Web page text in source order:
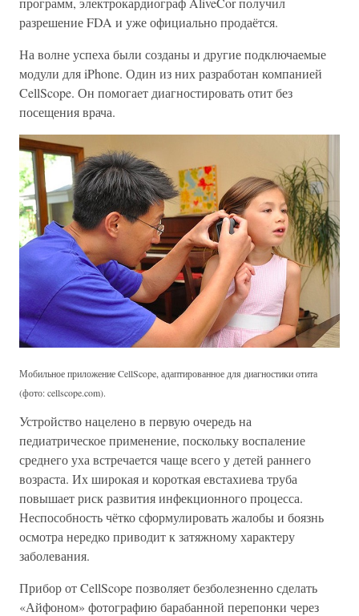
разрешение FDA и уже официально продаётся.
На волне успеха были созданы и другие подключаемые
модули для iPhone. Один из них разработан компанией
CellScope. Он помогает диагностировать отит без
посещения врача.
Мобильное приложение CellScope, адаптированное для диагностики отита
(фото: cellscope.com).
Устройство нацелено в первую очередь на
педиатрическое применение, поскольку воспаление
среднего уха встречается чаще всего у детей раннего
возраста. Их широкая и короткая евстахиева труба
повышает риск развития инфекционного процесса.
Неспособность чётко сформулировать жалобы и боязнь
осмотра нередко приводит к затяжному характеру
заболевания.
Прибор от CellScope позволяет безболезненно сделать
«Айфоном» фотографию барабанной перепонки через